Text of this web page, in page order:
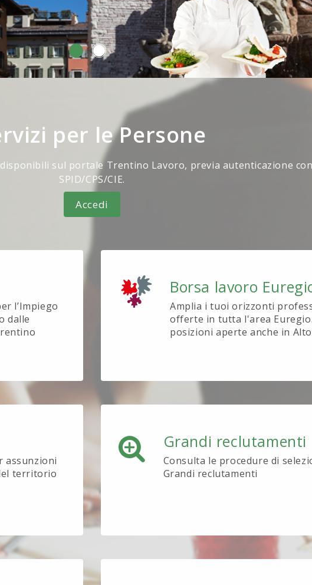
per le Persone
sul portale Trentino Lavoro, previa autenticazione
SPID/CPS/CIE.
Accedi
l’Impiego
dalle
Borsa lavoro
Amplia i tuoi orizzonti
offerte in tutta l'area
posizioni aperte anche in
assunzioni
territorio
Grandi reclutamenti
Consulta le procedure di
Grandi reclutamenti